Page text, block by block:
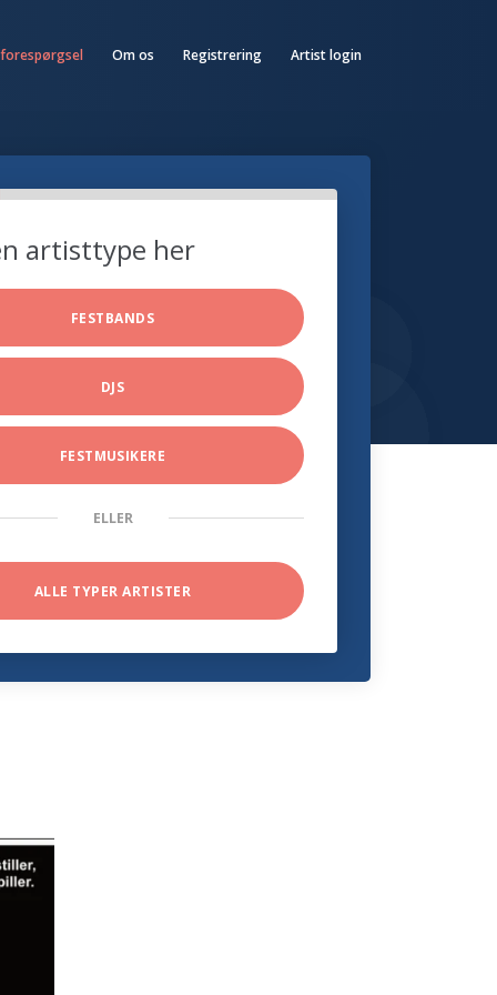
Om os Registrering Artist login
artisttype her
FESTBANDS
DJS
FESTMUSIKERE
ELLER
ALLE TYPER ARTISTER